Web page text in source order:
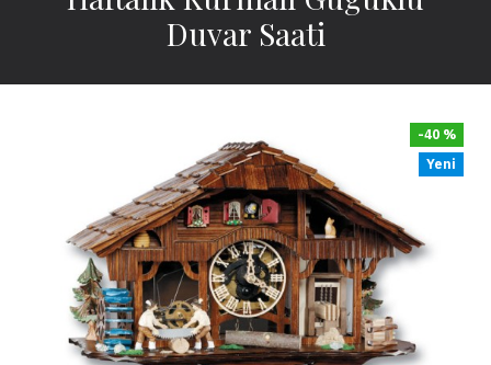
Duvar Saati
Yeni
-40 %